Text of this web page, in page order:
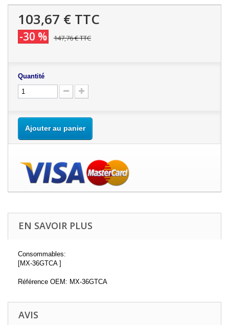
103,67 € TTC
-30 % 147,76 €TTC
Quantité
Ajouter au panier
EN SAVOIR PLUS
Consommables:
[MX-36GTCA ]
Référence OEM: MX-36GTCA
AVIS